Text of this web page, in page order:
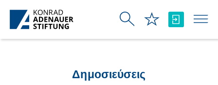
Skip to Main Content
Δημοσιεύσεις